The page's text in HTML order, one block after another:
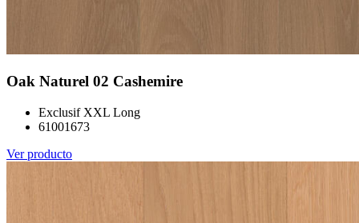
Oak Naturel 02 Cashemire
Exclusif XXL Long
61001673
Ver producto